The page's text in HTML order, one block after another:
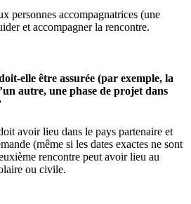
personnes accompagnatrices (une
et accompagner la rencontre.
elle être assurée (par exemple, la
autre, une phase de projet dans
avoir lieu dans le pays partenaire et
(même si les dates exactes ne sont
rencontre peut avoir lieu au
ou civile.